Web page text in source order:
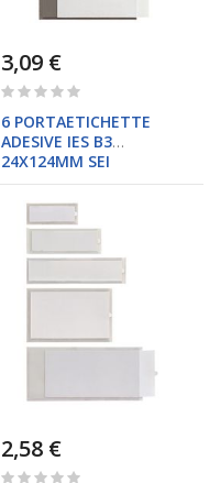
3,09 €
Rating:
6 PORTAETICHETTE
ADESIVE IES B3
24X124MM SEI
2,58 €
Rating: